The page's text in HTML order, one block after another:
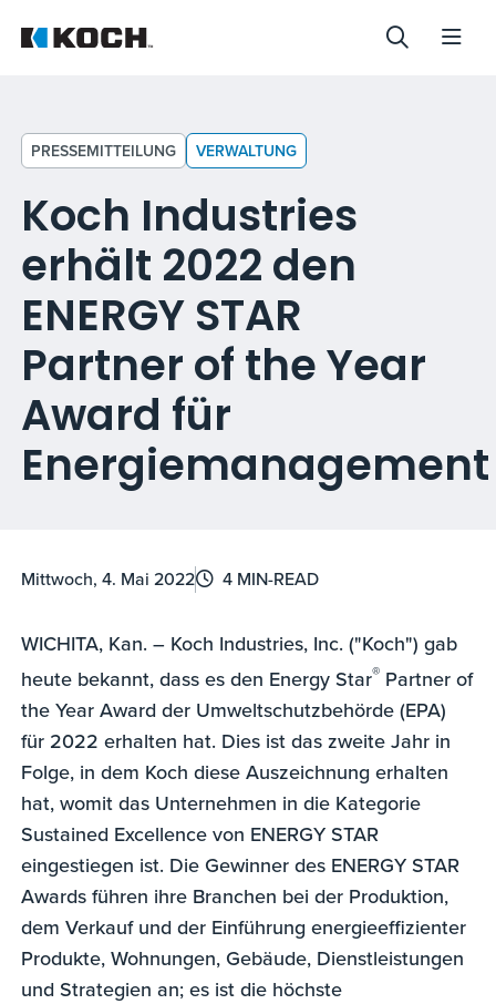
PRESSEMITTEILUNG VERWALTUNG
Koch Industries
erhält 2022 den
ENERGY STAR
Partner of the Year
Award für
Energiemanagement
Mittwoch, 4. Mai 2022 4 MIN-READ
WICHITA, Kan. – Koch Industries, Inc. ("Koch") gab
heute bekannt, dass es den Energy Star® Partner of
the Year Award der Umweltschutzbehörde (EPA)
für 2022 erhalten hat. Dies ist das zweite Jahr in
Folge, in dem Koch diese Auszeichnung erhalten
hat, womit das Unternehmen in die Kategorie
Sustained Excellence von ENERGY STAR
eingestiegen ist. Die Gewinner des ENERGY STAR
Awards führen ihre Branchen bei der Produktion,
dem Verkauf und der Einführung energieeffizienter
Produkte, Wohnungen, Gebäude, Dienstleistungen
und Strategien an; es ist die höchste